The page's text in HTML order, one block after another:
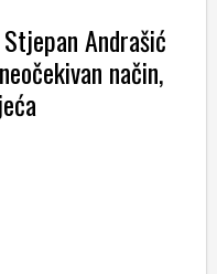
Andrašić
način,